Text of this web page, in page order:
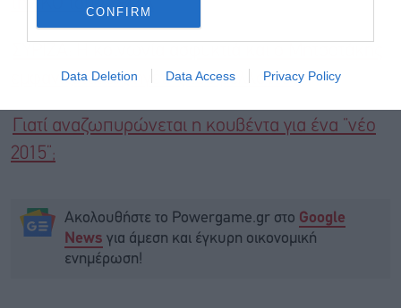
CONFIRM
Data Deletion Data Access Privacy Policy
την ΚΟ του ΣΥΡΙΖΑ
εμφανίζεται ως ηγέτης του μέλλοντος
Γιατί αναζωπυρώνεται η κουβέντα για ένα “νέο
2015”;
Ακολουθήστε το Powergame.gr στο Google
News για άμεση και έγκυρη οικονομική
ενημέρωση!